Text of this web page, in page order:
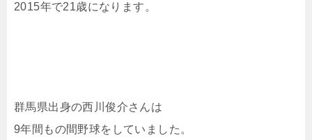
2015年で21歳になります。
群馬県出身の西川俊介さんは
9年間もの間野球をしていました。